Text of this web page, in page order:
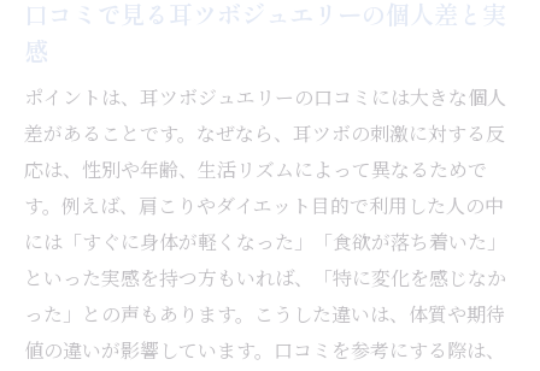
耳ツボジュエリーで日常に彩りをプラスす
るコツ
耳ツボジュエリーが続けやすい理由を体験
から解説
おしゃれも楽しめる耳ツボジュエリーの魅
力
口コミで見る耳ツボジュエリーの個人差と実
感
ポイントは、耳ツボジュエリーの口コミには大きな個人
差があることです。なぜなら、耳ツボの刺激に対する反
応は、性別や年齢、生活リズムによって異なるためで
す。例えば、肩こりやダイエット目的で利用した人の中
には「すぐに身体が軽くなった」「食欲が落ち着いた」
といった実感を持つ方もいれば、「特に変化を感じなか
った」との声もあります。こうした違いは、体質や期待
値の違いが影響しています。口コミを参考にする際は、